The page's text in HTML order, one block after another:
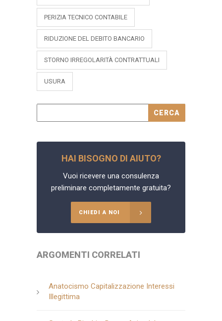
PERIZIA TECNICO CONTABILE
RIDUZIONE DEL DEBITO BANCARIO
STORNO IRREGOLARITÀ CONTRATTUALI
USURA
HAI BISOGNO DI AIUTO?
Vuoi ricevere una consulenza
preliminare completamente gratuita?
CHIEDI A NOI
ARGOMENTI CORRELATI
Anatocismo Capitalizzazione Interessi
Illegittima